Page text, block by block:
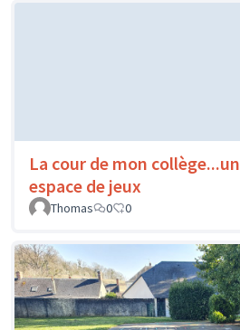
La cour de mon collège...un
espace de jeux
Thomas
0 0